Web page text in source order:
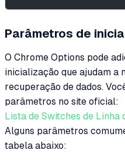
Parâmetros de
O Chrome Options pode
inicialização que ajudam a
recuperação de dados.
parâmetros no site oficial:
Lista de Switches de Linha
Alguns parâmetros
tabela abaixo: